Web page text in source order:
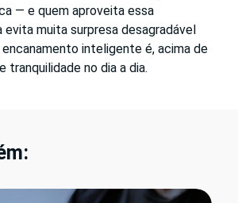
— e quem aproveita essa
evita muita surpresa desagradável
inteligente é, acima de
tranquilidade no dia a dia.